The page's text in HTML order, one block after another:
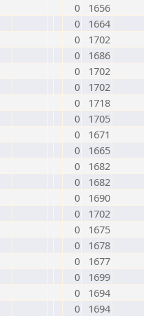
0
1656
0
1664
0
1702
0
1686
0
1702
0
1702
0
1718
0
1705
0
1671
0
1665
0
1682
0
1682
0
1690
0
1702
0
1675
0
1678
0
1677
0
1699
0
1694
0
1694